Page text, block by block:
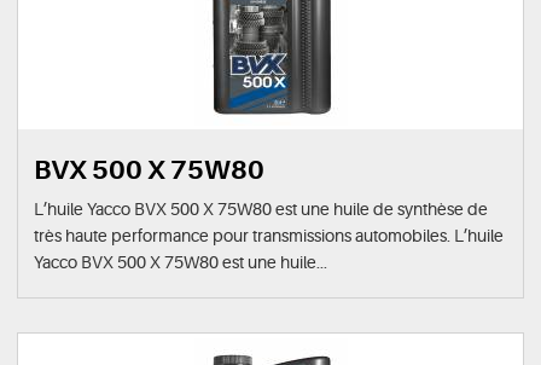
BVX 500 X 75W80
L’huile Yacco BVX 500 X 75W80 est une huile de synthèse de
très haute performance pour transmissions automobiles. L’huile
Yacco BVX 500 X 75W80 est une huile...